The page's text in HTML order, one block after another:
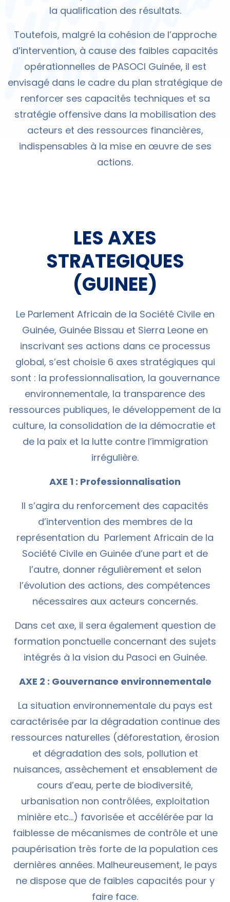
la qualification des résultats.
Toutefois, malgré la cohésion de l’approche
d’intervention, à cause des faibles capacités
opérationnelles de PASOCI Guinée, il est
envisagé dans le cadre du plan stratégique de
renforcer ses capacités techniques et sa
stratégie offensive dans la mobilisation des
acteurs et des ressources financières,
indispensables à la mise en œuvre de ses
actions.
LES AXES
STRATEGIQUES
(GUINEE)
Le Parlement Africain de la Société Civile en
Guinée, Guinée Bissau et Sierra Leone en
inscrivant ses actions dans ce processus
global, s’est choisie 6 axes stratégiques qui
sont : la professionnalisation, la gouvernance
environnementale, la transparence des
ressources publiques, le développement de la
culture, la consolidation de la démocratie et
de la paix et la lutte contre l’immigration
irrégulière.
AXE 1 : Professionnalisation
Il s’agira du renforcement des capacités
d’intervention des membres de la
représentation du Parlement Africain de la
Société Civile en Guinée d’une part et de
l’autre, donner régulièrement et selon
l’évolution des actions, des compétences
nécessaires aux acteurs concernés.
Dans cet axe, il sera également question de
formation ponctuelle concernant des sujets
intégrés à la vision du Pasoci en Guinée.
AXE 2 : Gouvernance environnementale
La situation environnementale du pays est
caractérisée par la dégradation continue des
ressources naturelles (déforestation, érosion
et dégradation des sols, pollution et
nuisances, assèchement et ensablement de
cours d’eau, perte de biodiversité,
urbanisation non contrôlées, exploitation
minière etc…) favorisée et accélérée par la
faiblesse de mécanismes de contrôle et une
paupérisation très forte de la population ces
dernières années. Malheureusement, le pays
ne dispose que de faibles capacités pour y
faire face.